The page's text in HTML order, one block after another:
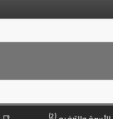
(2)